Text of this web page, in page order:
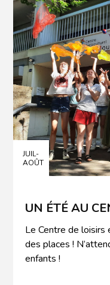
JUIL-
AOÛT
UN ÉTÉ AU
Le Centre de
des places !
enfants !